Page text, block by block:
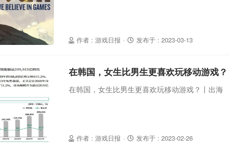
作者 : 游戏日报 · 发布于 : 2023-03-13
作者 : 游戏日报 · 发布于 : 2023-02-26
在韩国，女生比男生更喜欢玩移动游戏
在韩国，女生比男生更喜欢玩移动游戏？丨出海